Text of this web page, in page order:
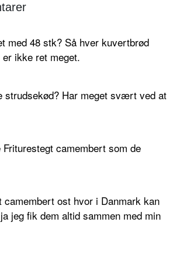
med 48 stk? Så hver kuvertbrød
ikke ret meget.
strudsekød? Har meget svært ved at
camembert som de
camembert ost hvor i Danmark kan
jeg fik dem altid sammen med min